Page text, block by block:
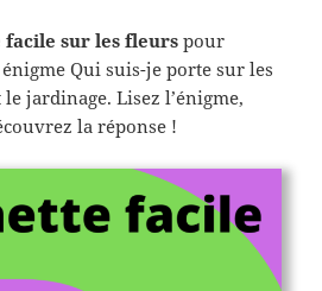
sur les fleurs pour
Qui suis-je porte sur les
jardinage. Lisez l’énigme,
la réponse !